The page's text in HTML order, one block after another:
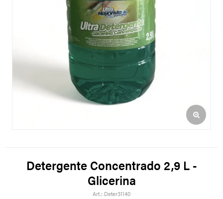
Detergente Concentrado 2,9 L -
Glicerina
Deter31140